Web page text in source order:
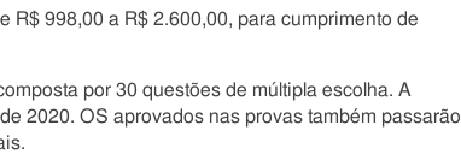
998,00 a R$ 2.600,00, para cumprimento de
por 30 questões de múltipla escolha. A
2020. OS aprovados nas provas também passarão